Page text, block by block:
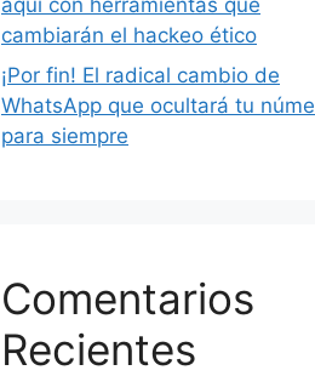
cambiarán el hackeo ético
¡Por fin! El radical cambio de
WhatsApp que ocultará tu
para siempre
Comentarios
Recientes